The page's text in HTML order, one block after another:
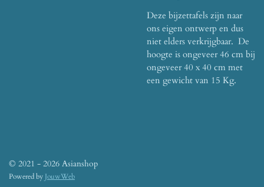
Deze bijzettafels zijn naar
ons eigen ontwerp en dus
niet elders verkrijgbaar. De
hoogte is ongeveer 46 cm bij
ongeveer 40 x 40 cm met
een gewicht van 15 Kg.
© 2021 - 2026 Asianshop
Powered by JouwWeb